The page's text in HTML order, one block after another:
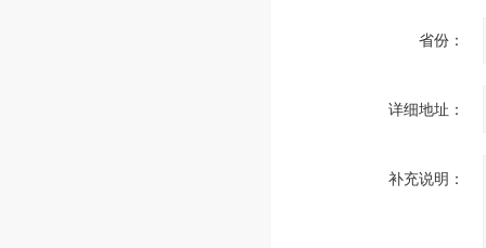
省份：
详细地址：
补充说明：